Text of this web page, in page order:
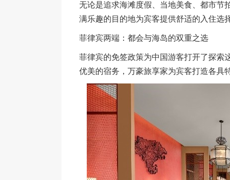
无论是追求海滩度假、当地美食、都市节
满乐趣的目的地为宾客提供舒适的入住选
菲律宾两端：都会与海岛的双重之选
菲律宾的免签政策为中国游客打开了探索
优美的宿务，万豪旅享家为宾客打造各具